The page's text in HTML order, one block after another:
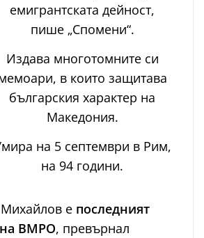
емигрантската дейност,
пише „Спомени“.
Издава многотомните си
в които защитава
българския характер на
Македония.
на 5 септември в Рим,
на 94 години.
е последният
на ВМРО, превърнал